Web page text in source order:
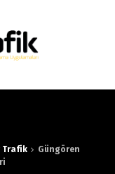
Trafik
Güngören